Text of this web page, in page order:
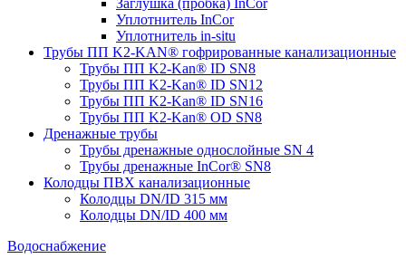
Заглушка (пробка) InCor
Уплотнитель InCor
Уплотнитель in-situ
Трубы ПП K2-KAN® гофри­рованные канализационные
Трубы ПП K2-Kan® ID SN8
Трубы ПП K2-Kan® ID SN12
Трубы ПП K2-Kan® ID SN16
Трубы ПП K2-Kan® OD SN8
Дренажные трубы
Трубы дренажные однослойные SN 4
Трубы дренажные InCor® SN8
Колодцы ПВХ канализационные
Колодцы DN/ID 315 мм
Колодцы DN/ID 400 мм
Водоснабжение